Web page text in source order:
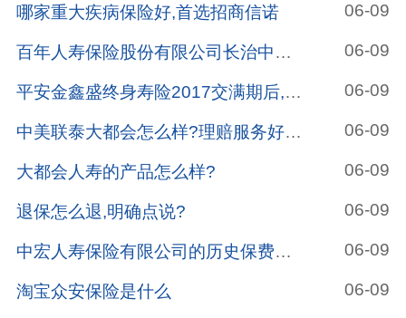
哪家重大疾病保险好,首选招商信诺 06-09
百年人寿保险股份有限公司长治中心支公司怎么样? 06-09
平安金鑫盛终身寿险2017交满期后,哪种险种作为养老金? 06-09
中美联泰大都会怎么样?理赔服务好不好? 06-09
大都会人寿的产品怎么样? 06-09
退保怎么退,明确点说? 06-09
中宏人寿保险有限公司的历史保费规模 06-09
淘宝众安保险是什么 06-09